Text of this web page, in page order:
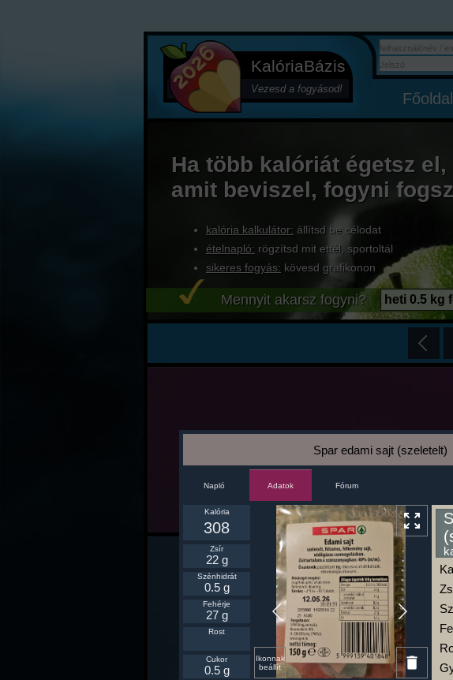
KalóriaBázis
Vezesd a fogyásod!
Főoldal
Ha több kalóriát égetsz
amit beviszel, fogyni
kalória kalkulátor: állítsd be célodat
ételnapló: rögzítsd mit ettél, sportoltál
sikeres fogyás: kövesd grafikonon
Mennyit akarsz fogyni? heti 0.5 kg
Spar edami sajt (szeletelt)
Napló Adatok Fórum
Ikonnak
beállít
Kalória
308
Zsír
22 g
Szénhidrát
0.5 g
Fehérje
27 g
Rost
Cukor
0.5 g